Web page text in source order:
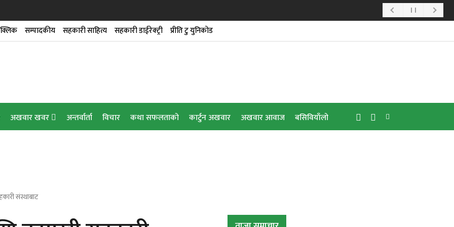
सम्पादकीय सहकारी साहित्य सहकारी डाईरेक्ट्री प्रीति टु युनिकोड
अखवार खवर अन्तर्वार्ता विचार कथा सफलताको कार्टुन अखवार अखवार आवाज बसिवियाँलो
संस्थाबाट